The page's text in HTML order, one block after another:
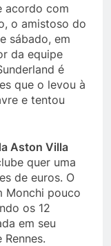
acordo com
o amistoso do
sábado, em
da equipe
é
que o levou à
e tentou
Aston Villa
quer uma
de euros. O
Monchi pouco
os 12
em seu